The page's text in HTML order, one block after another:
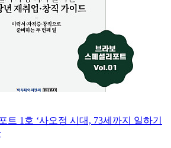
트 1호 ‘사오정 시대, 73세까지 일하기